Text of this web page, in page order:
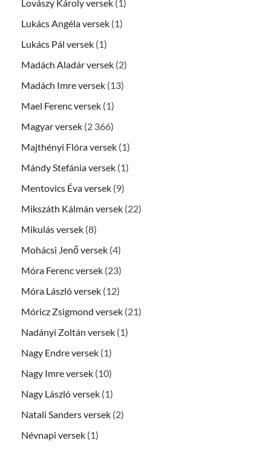
Lovászy Károly versek (1)
Lukács Angéla versek (1)
Lukács Pál versek (1)
Madách Aladár versek (2)
Madách Imre versek (13)
Mael Ferenc versek (1)
Magyar versek (2 366)
Majthényi Flóra versek (1)
Mándy Stefánia versek (1)
Mentovics Éva versek (9)
Mikszáth Kálmán versek (22)
Mikulás versek (8)
Mohácsi Jenő versek (4)
Móra Ferenc versek (23)
Móra László versek (12)
Móricz Zsigmond versek (21)
Nadányi Zoltán versek (1)
Nagy Endre versek (1)
Nagy Imre versek (10)
Nagy László versek (1)
Natali Sanders versek (2)
Névnapi versek (1)